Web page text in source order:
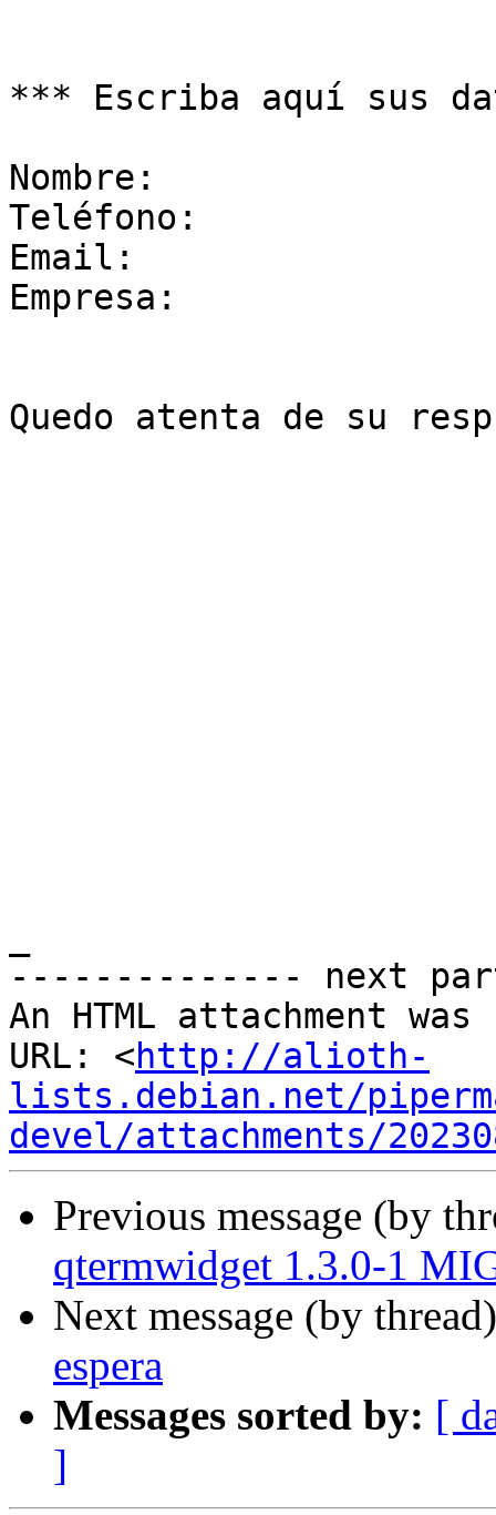
*** Escriba aquí sus
Nombre:
Teléfono:
Email:
Empresa:
Quedo atenta de su
-------------- next
An HTML attachment
URL: <http://alioth-
lists.debian.net/
devel/attachments/
Previous message (by
qtermwidget 1.3.0-1
Next message (by
espera
Messages sorted by: [
]